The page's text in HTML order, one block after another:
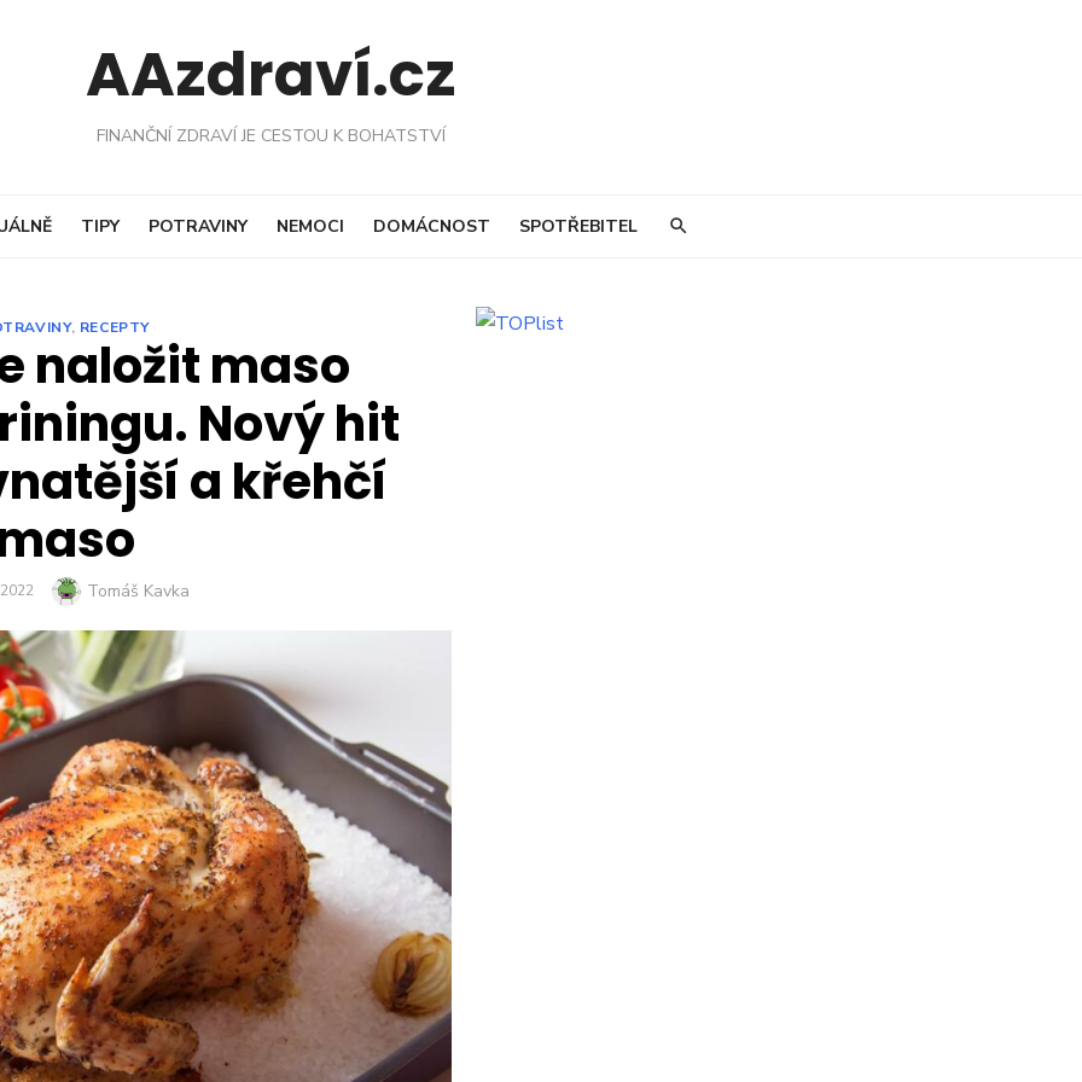
AAzdraví.cz
FINANČNÍ ZDRAVÍ JE CESTOU K BOHATSTVÍ
TIPY POTRAVINY NEMOCI DOMÁCNOST SPOTŘEBITEL
, RECEPTY
naložit maso
Nový hit
a křehčí
Author
Tomáš Kavka